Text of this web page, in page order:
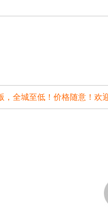
，全城至低！价格随意！欢